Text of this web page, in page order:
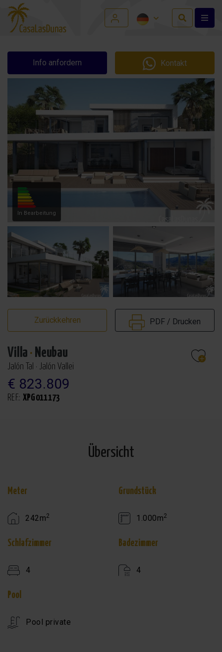
Info anfordern Kontakt
In Bearbeitung
Zurückkehren PDF / Drucken
Villa · Neubau
Jalón Tal · Jalón Vallei
€ 823.809
REF.: XPG011173
Übersicht
Meter
242m2
Grundstück
1.000m2
Schlafzimmer
4
Badezimmer
4
Pool
Pool private